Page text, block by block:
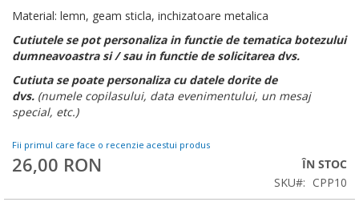
Material: lemn, geam sticla, inchizatoare metalica
Cutiutele se pot personaliza in functie de tematica botezului
dumneavoastra si / sau in functie de solicitarea dvs.
Cutiuta se poate personaliza cu datele dorite de
dvs. (numele copilasului, data evenimentului, un mesaj
special, etc.)
Fii primul care face o recenzie acestui produs
26,00 RON
ÎN STOC
SKU
CPP10